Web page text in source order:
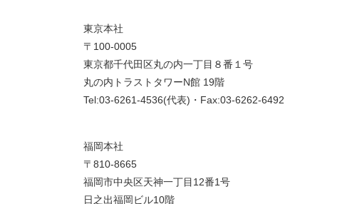
東京本社
〒100-0005
東京都千代田区丸の内一丁目８番１号
丸の内トラストタワーN館 19階
Tel:03-6261-4536(代表)・Fax:03-6262-6492
福岡本社
〒810-8665
福岡市中央区天神一丁目12番1号
日之出福岡ビル10階